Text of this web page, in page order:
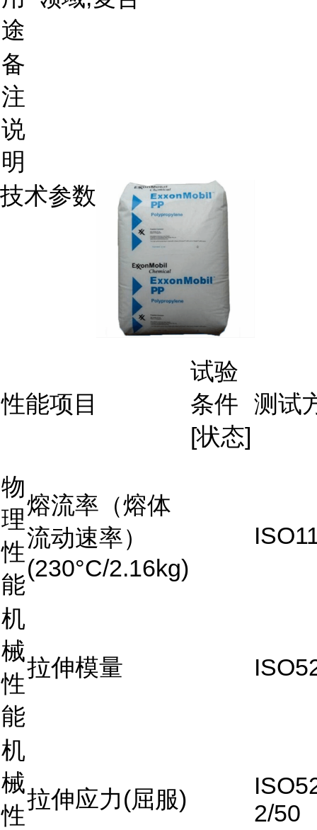
途
备
注
说
明
技术参数
性能项目
试验
条件
[状态]
测试
物
理
性
能
熔流率（熔体
流动速率）
(230°C/2.16kg)
机
械
性
能
拉伸模量
机
械
性
拉伸应力(屈服)
2/50